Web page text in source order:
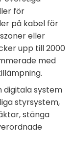
för
på kabel för
eller
upp till 2000
med
digitala system
styrsystem,
stänga